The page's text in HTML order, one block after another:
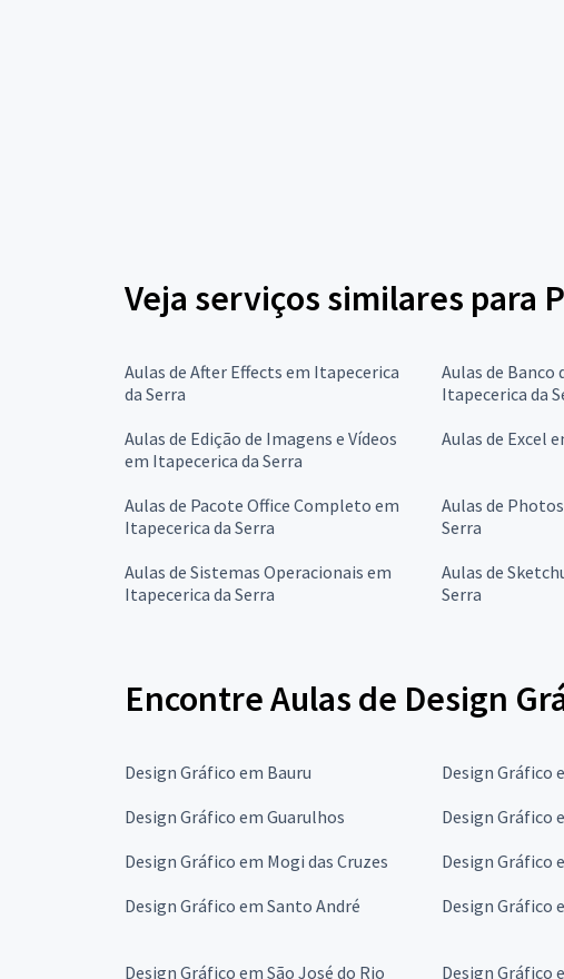
Veja serviços similares para
Aulas de After Effects em Itapecerica
da Serra
Aulas de Banco
Itapecerica da
Aulas de Edição de Imagens e Vídeos
em Itapecerica da Serra
Aulas de Excel
Aulas de Pacote Office Completo em
Itapecerica da Serra
Aulas de
Serra
Aulas de Sistemas Operacionais em
Itapecerica da Serra
Aulas de
Serra
Encontre Aulas de Design
Design Gráfico em Bauru Design Gráfico
Design Gráfico em Guarulhos
Design Gráfico
Design Gráfico em Mogi das Cruzes
Design Gráfico
Design Gráfico em Santo André
Design Gráfico
Design Gráfico em São José do Rio
Design Gráfico